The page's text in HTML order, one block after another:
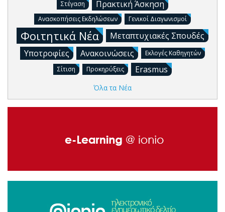
Στέγαση Πρακτική Άσκηση
Ανασκοπήσεις Εκδηλώσεων Γενικοί Διαγωνισμοί
Φοιτητικά Νέα
Μεταπτυχιακές Σπουδές
Υποτροφίες
Ανακοινώσεις
Εκλογές Καθηγητών
Σίτιση
Προκηρύξεις Erasmus
Όλα τα Νέα